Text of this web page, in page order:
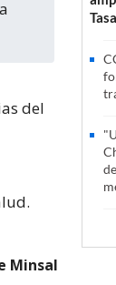
del
Minsal